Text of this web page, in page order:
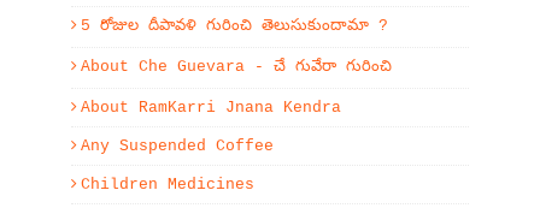
5 రోజుల దీపావళి గురించి తెలుసుకుందామా ?
About Che Guevara - చే గువేరా గురించి
About RamKarri Jnana Kendra
Any Suspended Coffee
Children Medicines